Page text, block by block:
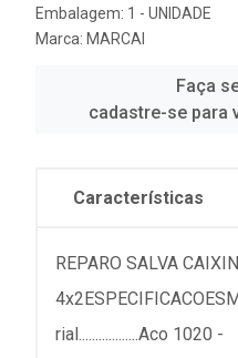
Embalagem: 1 - UNIDADE
Marca: MARCAI
Faça
cadastre-se para
Características
REPARO SALVA
rial..................Aco 1020 -